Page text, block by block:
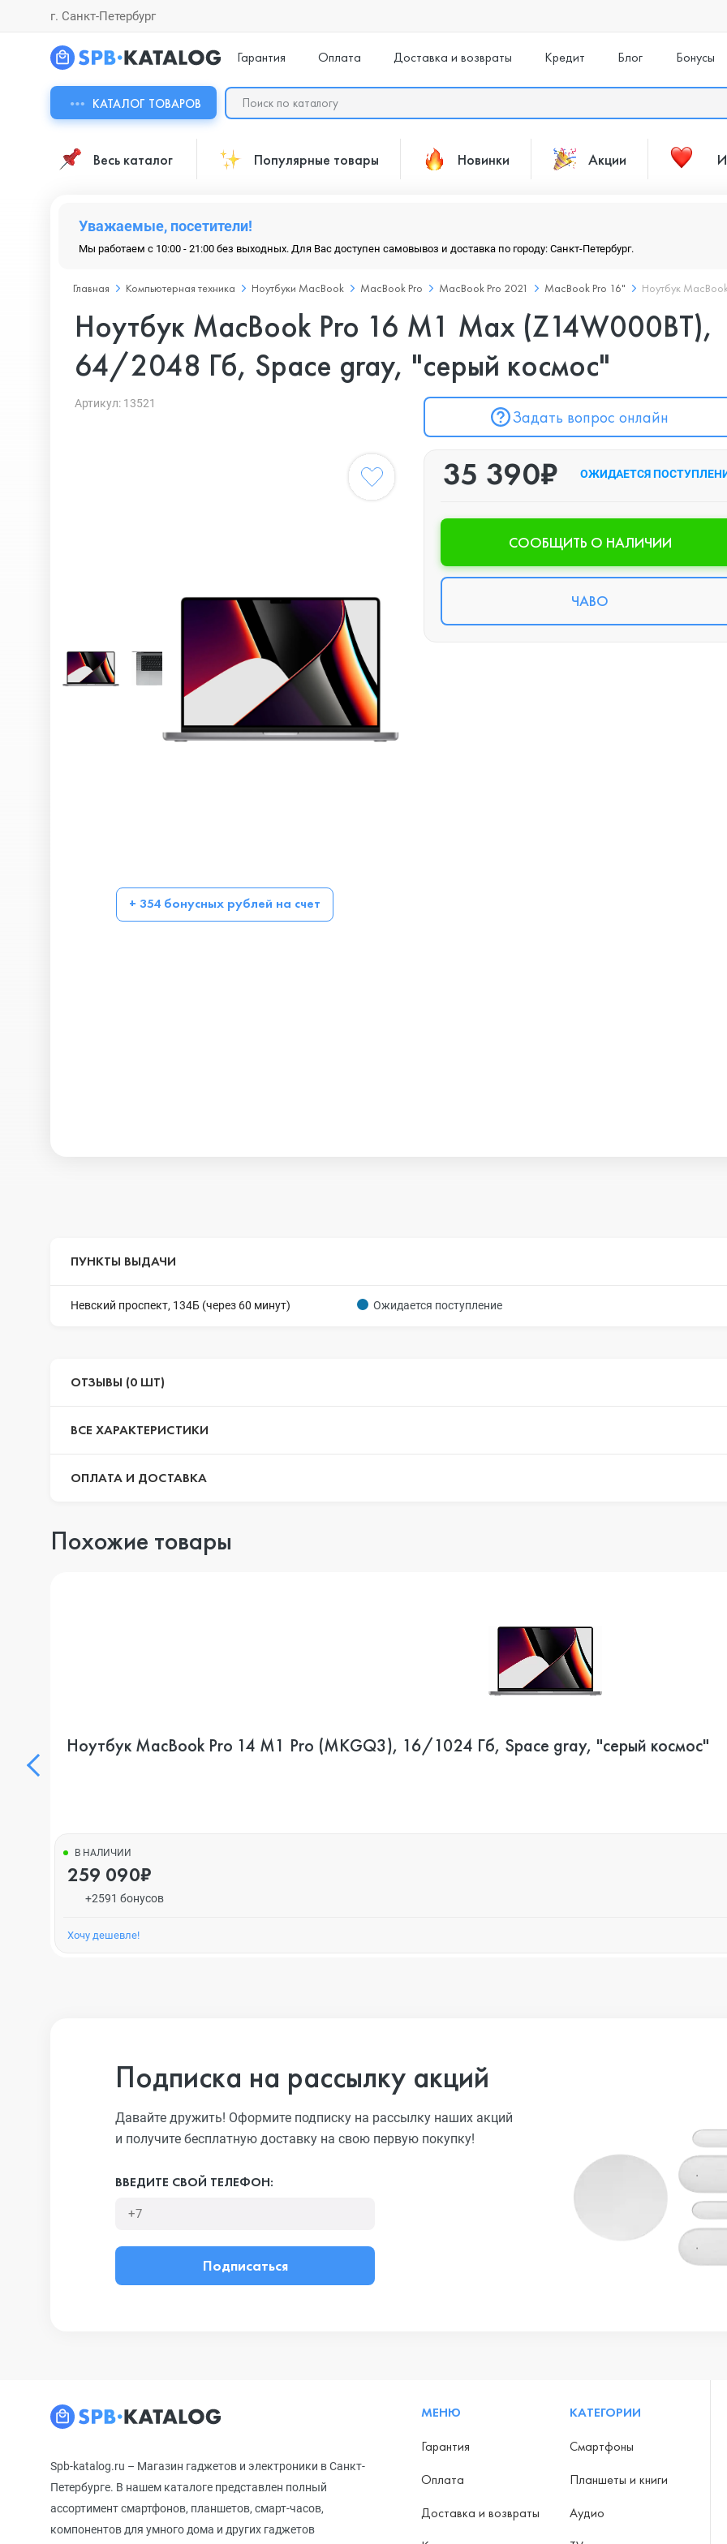
г. Санкт-Петербург
Гарантия Оплата Доставка и возвраты Кредит Блог Бонусы
КАТАЛОГ ТОВАРОВ
Весь каталог Популярные товары Новинки Акции
Уважаемые, посетители!
Мы работаем с 10:00 - 21:00 без выходных. Для Вас доступен самовывоз и доставка по городу: Санкт-Петербург.
Главная Компьютерная техника Ноутбуки MacBook MacBook Pro MacBook Pro 2021 MacBook Pro 16" Ноутбук
Ноутбук MacBook Pro 16 M1 Max (Z14W000BT),
64/2048 Гб, Space gray, "серый космос"
Артикул: 13521
Задать вопрос онлайн
+ 354 бонусных рублей на счет
35 390₽ ОЖИДАЕТСЯ
CООБЩИТЬ О НАЛИЧИИ
ЧАВО
ПУНКТЫ ВЫДАЧИ
Невский проспект, 134Б (через 60 минут) Ожидается поступление
ОТЗЫВЫ (0 ШТ)
ВСЕ ХАРАКТЕРИСТИКИ
ОПЛАТА И ДОСТАВКА
Похожие товары
Ноутбук MacBook Pro 14 M1 Pro (MKGQ3), 16/1024 Гб, Space gray, "серый космос"
В НАЛИЧИИ
259 090₽
+2591 бонусов
Хочу дешевле!
Подписка на рассылку акций
Давайте дружить! Оформите подписку на рассылку наших акций
и получите бесплатную доставку на свою первую покупку!
ВВЕДИТЕ СВОЙ ТЕЛЕФОН:
Подписаться
Spb-katalog.ru – Магазин гаджетов и электроники в Санкт-
Петербурге. В нашем каталоге представлен полный
ассортимент смартфонов, планшетов, смарт-часов,
компонентов для умного дома и других гаджетов
МЕНЮ
Гарантия
Оплата
Доставка и возвраты
КАТЕГОРИИ
Смартфоны
Планшеты и книги
Аудио